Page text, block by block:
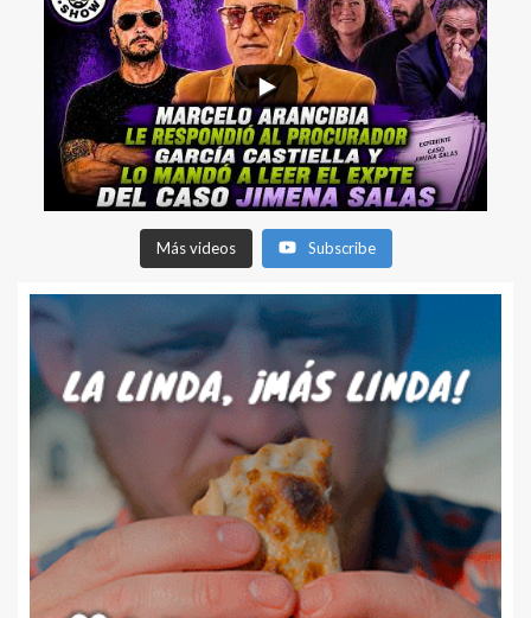
Más videos Subscribe